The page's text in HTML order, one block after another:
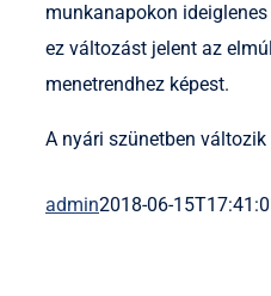
munkanapokon
ez változást jelent az
menetrendhez képest.
A nyári szünetben
admin2018-06-